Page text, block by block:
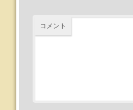
コメント